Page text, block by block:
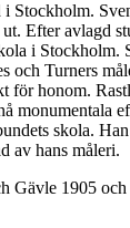
Stockholm.
Efter avlagd
i Stockholm.
och Turners
för honom.
monumentala
skola.
av hans måleri.
Gävle 1905